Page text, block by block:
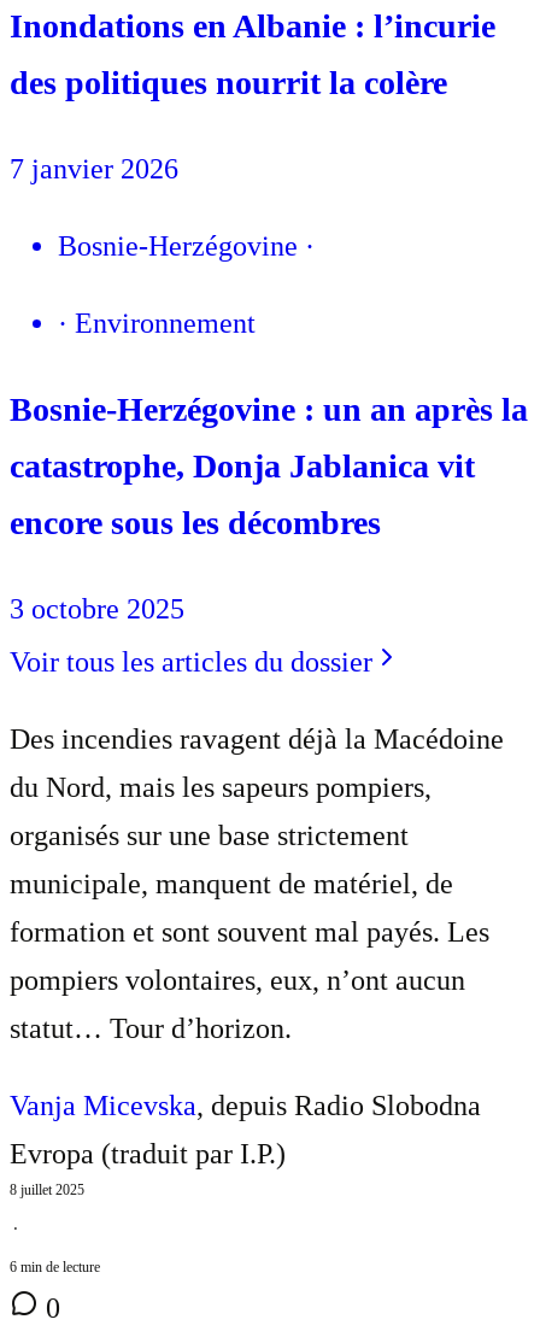
Inondations en Albanie : l’incurie
des politiques nourrit la colère
7 janvier 2026
Bosnie-Herzégovine ·
· Environnement
Bosnie-Herzégovine : un an après la
catastrophe, Donja Jablanica vit
encore sous les décombres
3 octobre 2025
Voir tous les articles du dossier
Des incendies ravagent déjà la Macédoine
du Nord, mais les sapeurs pompiers,
organisés sur une base strictement
municipale, manquent de matériel, de
formation et sont souvent mal payés. Les
pompiers volontaires, eux, n’ont aucun
statut… Tour d’horizon.
Vanja Micevska, depuis Radio Slobodna
Evropa (traduit par I.P.)
8 juillet 2025
⋅
6 min de lecture
0